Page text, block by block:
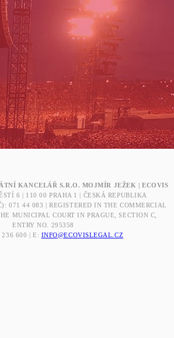
KANCELÁŘ S.R.O. MOJMÍR JEŽEK | ECOVIS
6 | 110 00 PRAHA 1 | ČESKÁ REPUBLIKA
071 44 083 | REGISTERED IN THE COMMERCIAL
MUNICIPAL COURT IN PRAGUE, SECTION C,
ENTRY NO. 295358
236 600 | E: INFO@ECOVISLEGAL.CZ